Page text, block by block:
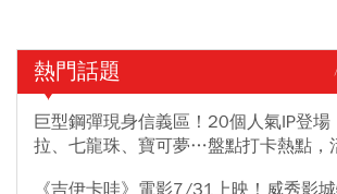
熱門話題
巨型鋼彈現身信義區！20個人氣IP登
拉、七龍珠、寶可夢…盤點打卡熱點，
《吉伊卡哇》電影7/31上映！威秀影